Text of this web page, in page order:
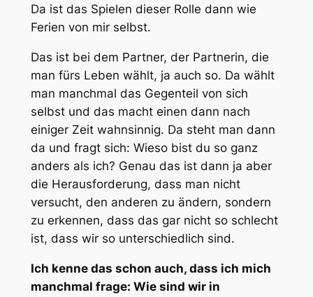
Da ist das Spielen dieser Rolle dann wie
Ferien von mir selbst.
Das ist bei dem Partner, der Partnerin, die
man fürs Leben wählt, ja auch so. Da wählt
man manchmal das Gegenteil von sich
selbst und das macht einen dann nach
einiger Zeit wahnsinnig. Da steht man dann
da und fragt sich: Wieso bist du so ganz
anders als ich? Genau das ist dann ja aber
die Herausforderung, dass man nicht
versucht, den anderen zu ändern, sondern
zu erkennen, dass das gar nicht so schlecht
ist, dass wir so unterschiedlich sind.
Ich kenne das schon auch, dass ich mich
manchmal frage: Wie sind wir in